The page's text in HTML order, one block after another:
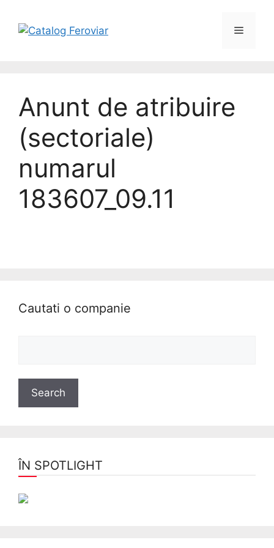
Anunt de atribuire
(sectoriale)
numarul
183607_09.11
Cautati o companie
ÎN SPOTLIGHT